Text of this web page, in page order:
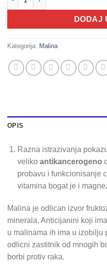
DODAJ
Kategorija: Malina
OPIS
Razna istrazivanja
veliko antikancerogeno
probavu i funkcionisanje
vitamina bogat je i
Malina je odlican izvor
minerala. Anticijanini koji
u malinama ih ima u izobilju
odlicni zastitnik od mnogih
borbi protiv raka.